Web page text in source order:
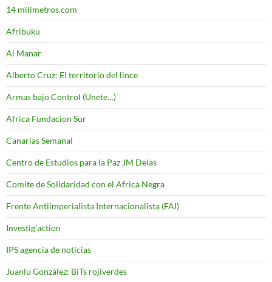
14 milimetros.com
Afribuku
Al Manar
Alberto Cruz: El territorio del lince
Armas bajo Control (Unete…)
Africa Fundacion Sur
Canarias Semanal
Centro de Estudios para la Paz JM Delas
Comite de Solidaridad con el Africa Negra
Frente Antiimperialista Internacionalista (FAI)
Investig'action
IPS agencia de noticias
Juanlu González: BiTs rojiverdes